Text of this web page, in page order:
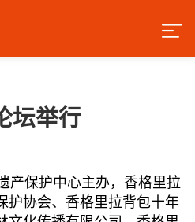
坛举行
产保护中心主办，香格里拉
护协会、香格里拉背包十年